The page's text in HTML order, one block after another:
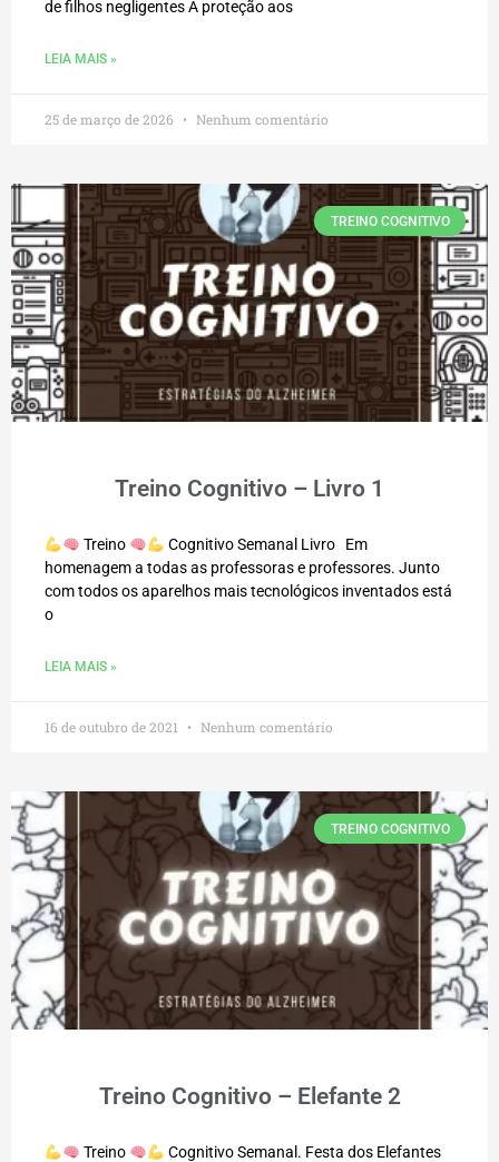
de filhos negligentes A proteção aos
LEIA MAIS »
25 de março de 2026 Nenhum comentário
TREINO COGNITIVO
Treino Cognitivo – Livro 1
Treino
Cognitivo Semanal Livro Em
homenagem a todas as professoras e professores. Junto
com todos os aparelhos mais tecnológicos inventados está
o
LEIA MAIS »
16 de outubro de 2021 Nenhum comentário
TREINO COGNITIVO
Treino Cognitivo – Elefante 2
Treino Cognitivo Semanal. Festa dos Elefantes